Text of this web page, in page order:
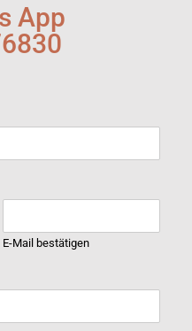
App
E-Mail bestätigen